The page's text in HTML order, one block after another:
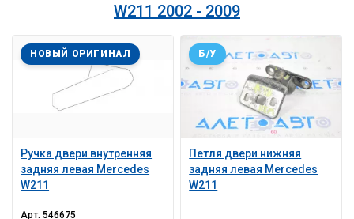
W211 2002 - 2009
Ручка двери внутренняя
задняя левая Mercedes
W211
НОВЫЙ ОРИГИНАЛ
Арт.546675
Петля двери нижняя
задняя левая Mercedes
W211
Б/У